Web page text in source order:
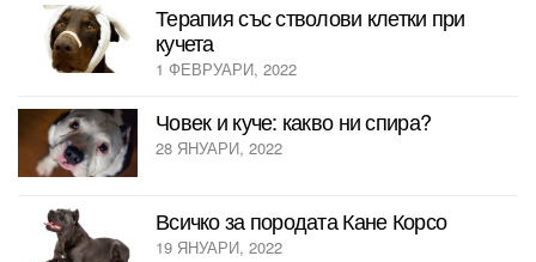
Терапия със стволови клетки при
кучета
1 ФЕВРУАРИ, 2022
Човек и куче: какво ни спира?
28 ЯНУАРИ, 2022
Всичко за породата Кане Корсо
19 ЯНУАРИ, 2022